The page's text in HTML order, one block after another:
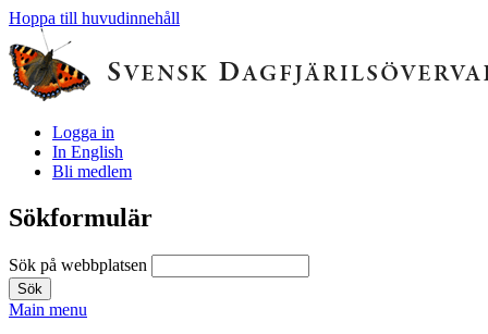
Hoppa till huvudinnehåll
Logga in
In English
Bli medlem
Sökformulär
Sök på webbplatsen
Main menu